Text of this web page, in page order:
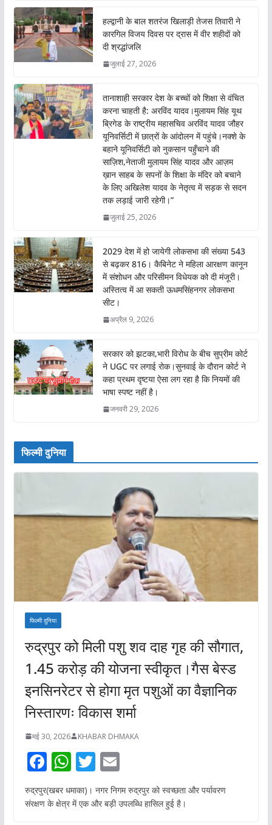
o
o
k
A
p
p
हल्द्वानी के बाल शतरंज खिलाड़ी तेजस तिवारी ने
कारगिल विजय दिवस पर द्रास में वीर शहीदों को
दी श्रद्धांजलि
जुलाई 27, 2026
तानाशाही सरकार देश के बच्चों को शिक्षा से वंचित
करना चाहती है: अरविंद यादव।मुलायम सिंह यूथ
ब्रिगेड के राष्ट्रीय महासचिव अरविंद यादव जौहर
यूनिवर्सिटी में छात्रों के आंदोलन में पहुंचे।नक्शे के
बहाने यूनिवर्सिटी को नुकसान पहुँचाने की
साज़िश,नेताजी मुलायम सिंह यादव और आज़म
ख़ान साहब के सपनों के शिक्षा के मंदिर को बचाने
के लिए अखिलेश यादव के नेतृत्व में सड़क से सदन
तक लड़ाई जारी रहेगी।”
जुलाई 25, 2026
2029 देश में हो जायेगी लोकसभा की संख्या 543
से बढ़कर 816। कैबिनेट ने महिला आरक्षण कानून
में संशोधन और परिसीमन विधेयक को दी मंजूरी।
अस्तित्व में आ सकती ऊधमसिंहनगर लोकसभा
सीट।
अप्रैल 9, 2026
सरकार को झटका,भारी विरोध के बीच सुप्रीम कोर्ट
ने UGC पर लगाई रोक।सुनवाई के दौरान कोर्ट ने
कहा प्रथम दृष्टया ऐसा लग रहा है कि नियमों की
भाषा स्पष्ट नहीं है।
जनवरी 29, 2026
फिल्मी दुनिया
फिल्मी दुनिया
रुद्रपुर को मिली पशु शव दाह गृह की सौगात,
1.45 करोड़ की योजना स्वीकृत।गैस बेस्ड
इनसिनरेटर से होगा मृत पशुओं का वैज्ञानिक
निस्तारणः विकास शर्मा
मई 30, 2026 KHABAR DHMAKA
F
ac
e
W
h
at
T
w
itt
E
m
ai
रुद्रपुर(खबर धमाका)। नगर निगम रुद्रपुर को स्वच्छता और पर्यावरण
संरक्षण के क्षेत्र में एक और बड़ी उपलब्धि हासिल हुई है।